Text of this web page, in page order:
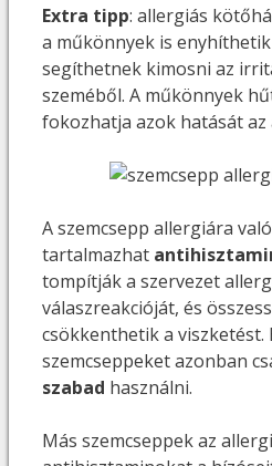
Extra tipp: allergiás
a műkönnyek is
segíthetnek kimosni az
szeméből. A műkönnyek
fokozhatja azok hatását az
A szemcsepp allergiára
tartalmazhat
tompítják a szervezet
válaszreakcióját, és
csökkenthetik a viszketést.
szemcseppeket azonban
szabad használni.
Más szemcseppek az